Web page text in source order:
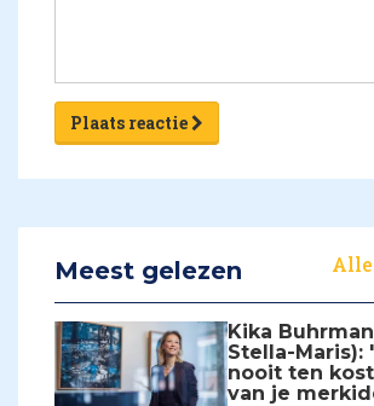
Plaats reactie
Meest gelezen
Kika
Stella-Maris):
nooit ten
van je